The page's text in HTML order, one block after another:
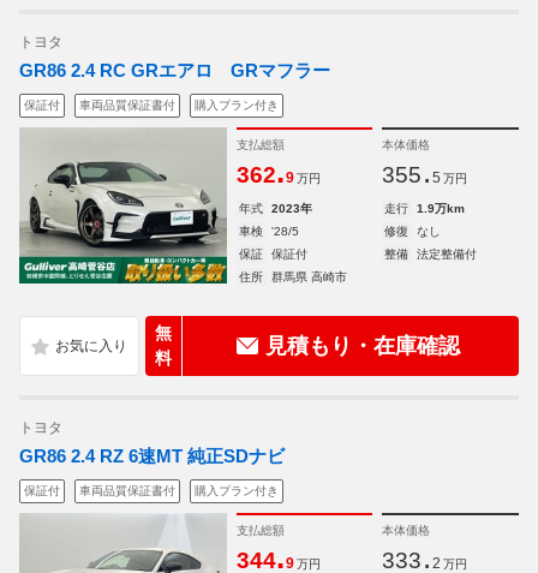
トヨタ
GR86 2.4 RC GRエアロ GRマフラー
保証付 車両品質保証書付 購入プラン付き
支払総額
362.9 万円
本体価格
355. 5 万円
年式 2023年 走行
1.9万km
車検
'28/5 修復
なし
保証
保証付 整備
法定整備付
住所
群馬県 高崎市
無
料
見積もり・在庫確認
トヨタ
GR86 2.4 RZ 6速MT 純正SDナビ
保証付 車両品質保証書付 購入プラン付き
支払総額
344.9 万円
本体価格
333. 2 万円